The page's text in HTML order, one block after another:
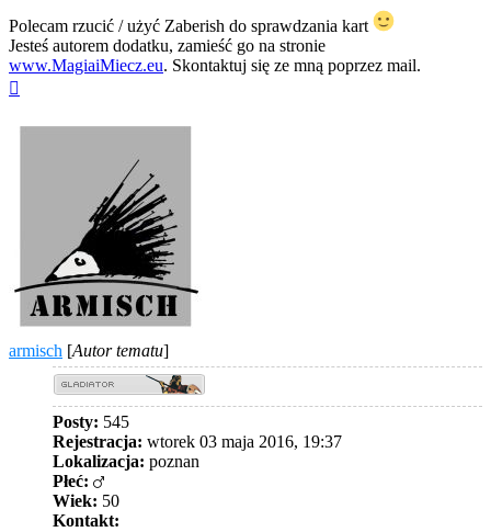
Polecam rzucić / użyć Zaberish do sprawdzania kart
Jesteś autorem dodatku, zamieść go na stronie
www.MagiaiMiecz.eu. Skontaktuj się ze mną poprzez mail.
armisch [Autor tematu]
Posty: 545
Rejestracja: wtorek 03 maja 2016, 19:37
Lokalizacja: poznan
Płeć:
Wiek: 50
Kontakt: